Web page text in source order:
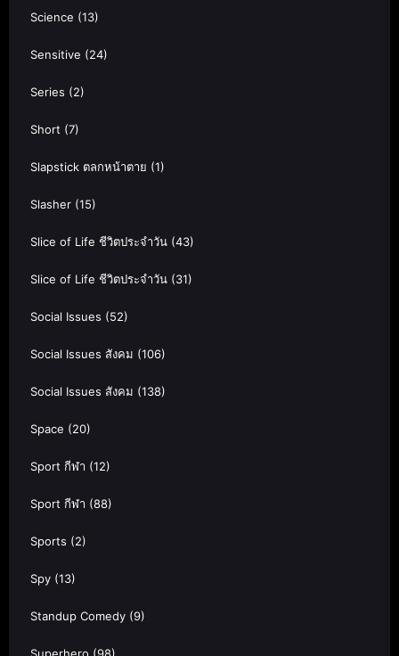
Science (13)
Sensitive (24)
Series (2)
Short (7)
Slapstick ตลกหน้าตาย (1)
Slasher (15)
Slice of Life ชีวิตประจำวัน (43)
Slice of Life ชีวิตประจำวัน (31)
Social Issues (52)
Social Issues สังคม (106)
Social Issues สังคม (138)
Space (20)
Sport กีฬา (12)
Sport กีฬา (88)
Sports (2)
Spy (13)
Standup Comedy (9)